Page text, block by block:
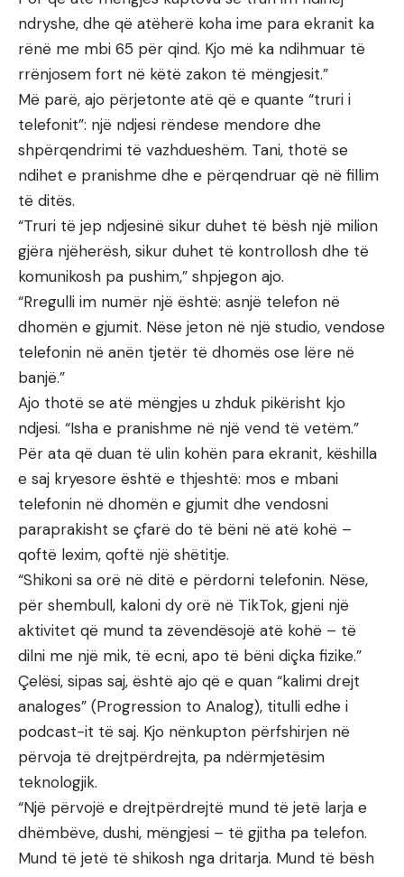
ndryshe, dhe që atëherë koha ime para ekranit ka
rënë me mbi 65 për qind. Kjo më ka ndihmuar të
rrënjosem fort në këtë zakon të mëngjesit.”
Më parë, ajo përjetonte atë që e quante “truri i
telefonit”: një ndjesi rëndese mendore dhe
shpërqendrimi të vazhdueshëm. Tani, thotë se
ndihet e pranishme dhe e përqendruar që në fillim
të ditës.
“Truri të jep ndjesinë sikur duhet të bësh një milion
gjëra njëherësh, sikur duhet të kontrollosh dhe të
komunikosh pa pushim,” shpjegon ajo.
“Rregulli im numër një është: asnjë telefon në
dhomën e gjumit. Nëse jeton në një studio, vendose
telefonin në anën tjetër të dhomës ose lëre në
banjë.”
Ajo thotë se atë mëngjes u zhduk pikërisht kjo
ndjesi. “Isha e pranishme në një vend të vetëm.”
Për ata që duan të ulin kohën para ekranit, këshilla
e saj kryesore është e thjeshtë: mos e mbani
telefonin në dhomën e gjumit dhe vendosni
paraprakisht se çfarë do të bëni në atë kohë –
qoftë lexim, qoftë një shëtitje.
“Shikoni sa orë në ditë e përdorni telefonin. Nëse,
për shembull, kaloni dy orë në TikTok, gjeni një
aktivitet që mund ta zëvendësojë atë kohë – të
dilni me një mik, të ecni, apo të bëni diçka fizike.”
Çelësi, sipas saj, është ajo që e quan “kalimi drejt
analoges” (Progression to Analog), titulli edhe i
podcast-it të saj. Kjo nënkupton përfshirjen në
përvoja të drejtpërdrejta, pa ndërmjetësim
teknologjik.
“Një përvojë e drejtpërdrejtë mund të jetë larja e
dhëmbëve, dushi, mëngjesi – të gjitha pa telefon.
Mund të jetë të shikosh nga dritarja. Mund të bësh